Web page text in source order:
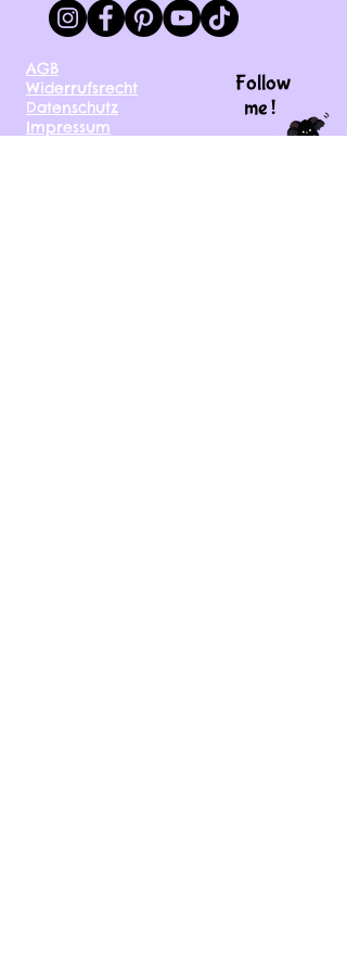
AGB
Widerrufsrecht
Datenschutz
Impressum
Follow
me !